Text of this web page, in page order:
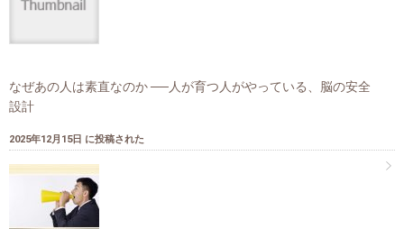
なぜあの人は素直なのか ──人が育つ人がやっている、脳の安全
設計
2025年12月15日 に投稿された